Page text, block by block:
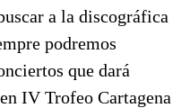
a la discográfica
podremos
que dará
IV Trofeo Cartagena